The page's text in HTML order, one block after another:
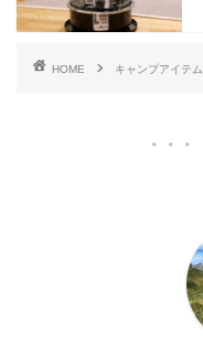
HOME キャンプアイテム